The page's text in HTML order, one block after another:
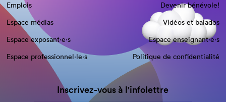
Emplois
Devenir bénévole!
Espace médias
Vidéos et balados
Espace exposant·e⋅s
Espace enseignant·e⋅s
Espace professionnel·le⋅s
Politique de confidentialité
Inscrivez-vous à l'infolettre